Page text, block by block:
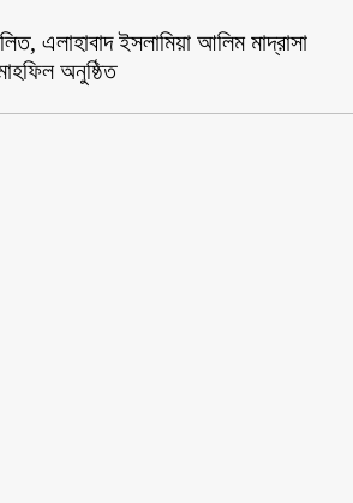
এলাহাবাদ ইসলামিয়া আলিম মাদ্রাসা
অনুষ্ঠিত